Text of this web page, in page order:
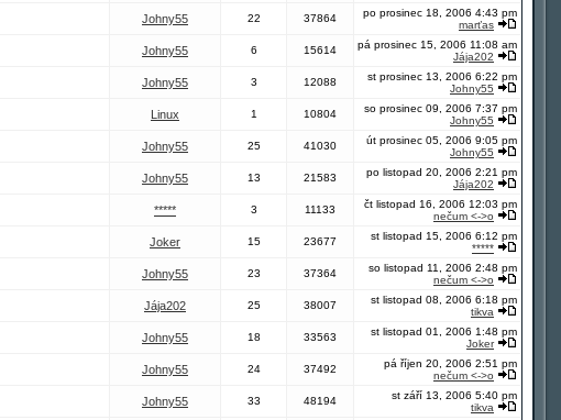
Johny55 22 37864
po prosinec 18, 2006 4:43 pm
marťas
Johny55 6 15614
pá prosinec 15, 2006 11:08 am
Jája202
Johny55 3 12088
st prosinec 13, 2006 6:22 pm
Johny55
Linux 1 10804
so prosinec 09, 2006 7:37 pm
Johny55
Johny55 25 41030
út prosinec 05, 2006 9:05 pm
Johny55
Johny55 13 21583
po listopad 20, 2006 2:21 pm
Jája202
***** 3 11133
čt listopad 16, 2006 12:03 pm
nečum <->o
Joker 15 23677
st listopad 15, 2006 6:12 pm
*****
Johny55 23 37364
so listopad 11, 2006 2:48 pm
nečum <->o
Jája202 25 38007
st listopad 08, 2006 6:18 pm
tikva
Johny55 18 33563
st listopad 01, 2006 1:48 pm
Joker
Johny55 24 37492
pá říjen 20, 2006 2:51 pm
nečum <->o
Johny55 33 48194
st září 13, 2006 5:40 pm
tikva